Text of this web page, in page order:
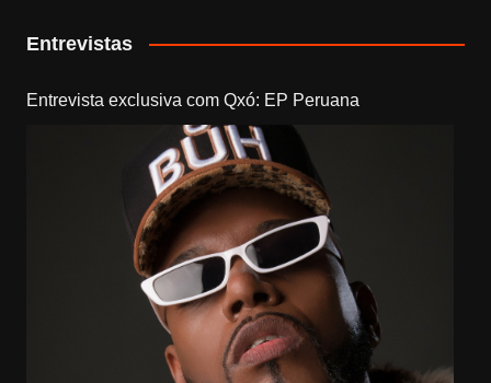
Entrevistas
Entrevista exclusiva com Qxó: EP Peruana